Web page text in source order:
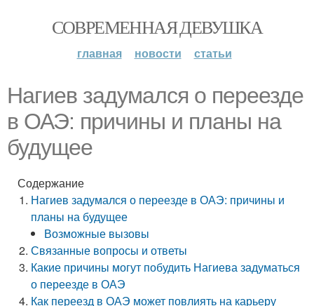
СОВРЕМЕННАЯ ДЕВУШКА
главная новости статьи
Нагиев задумался о переезде
в ОАЭ: причины и планы на
будущее
Содержание
Нагиев задумался о переезде в ОАЭ: причины и
планы на будущее
Возможные вызовы
Связанные вопросы и ответы
Какие причины могут побудить Нагиева задуматься
о переезде в ОАЭ
Как переезд в ОАЭ может повлиять на карьеру